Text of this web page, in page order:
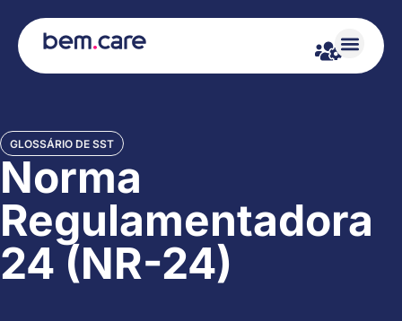
GLOSSÁRIO DE SST
Norma
Regulamentadora
24 (NR-24)